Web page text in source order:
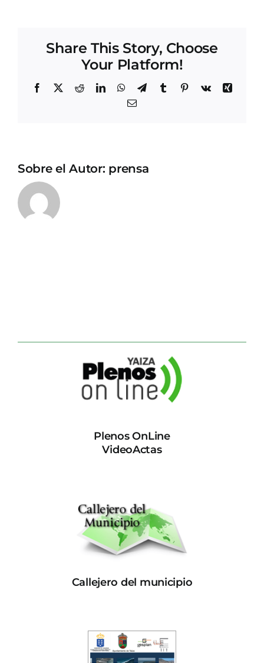
Share This Story, Choose
Your Platform!
Facebook
X RedditLinkedInWhatsApp
TelegramTumblrPinterest
Vk
Xing
Correo
Sobre el Autor: prensa
Plenos OnLine
VideoActas
Callejero del municipio